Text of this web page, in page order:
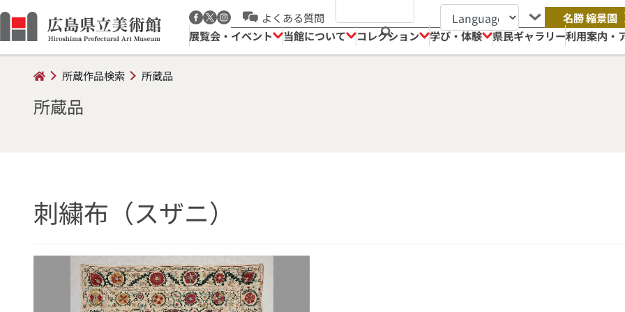
よくある質問
名勝 縮景園
展覧会・イベント
当館について コレクション 学び・体験 県民ギャラリー利用案内・
所蔵作品検索 所蔵品
所蔵品
刺繍布（スザニ）